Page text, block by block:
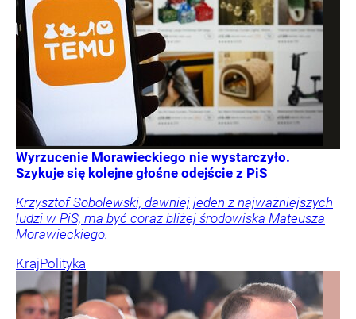
Wyrzucenie Morawieckiego nie wystarczyło.
Szykuje się kolejne głośne odejście z PiS
Krzysztof Sobolewski, dawniej jeden z najważniejszych
ludzi w PiS, ma być coraz bliżej środowiska Mateusza
Morawieckiego.
KrajPolityka